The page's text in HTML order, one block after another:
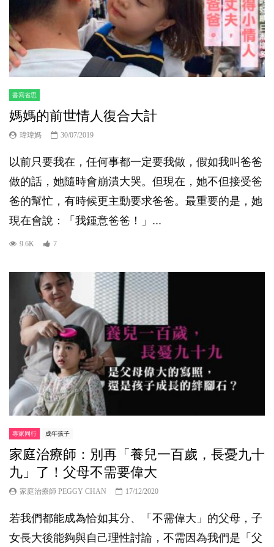
書寫省思
媽媽的前世情人復合大計
瑋瑋媽 30/07/2019
以前只要我在，任何事都一定要我做，假如我叫爸爸
做的話，她隨時會崩潰大哭。但現在，她不但接受爸
爸的幫忙，有時候更主動要求爸爸。最重要的是，她
現在會說：「我鍾意爸爸！」...
9.6K 7
專家同行 成年孩子
家庭治療師：別再「養兒一百歲，長憂九十
九」了！父母不需要偉大
家庭治療師 PEGGY CHAN 17/12/2020
若我們都能成為恰如其分、「不需偉大」的父母，子
女長大後能夠與自己理性討論，不需因為我們是「父